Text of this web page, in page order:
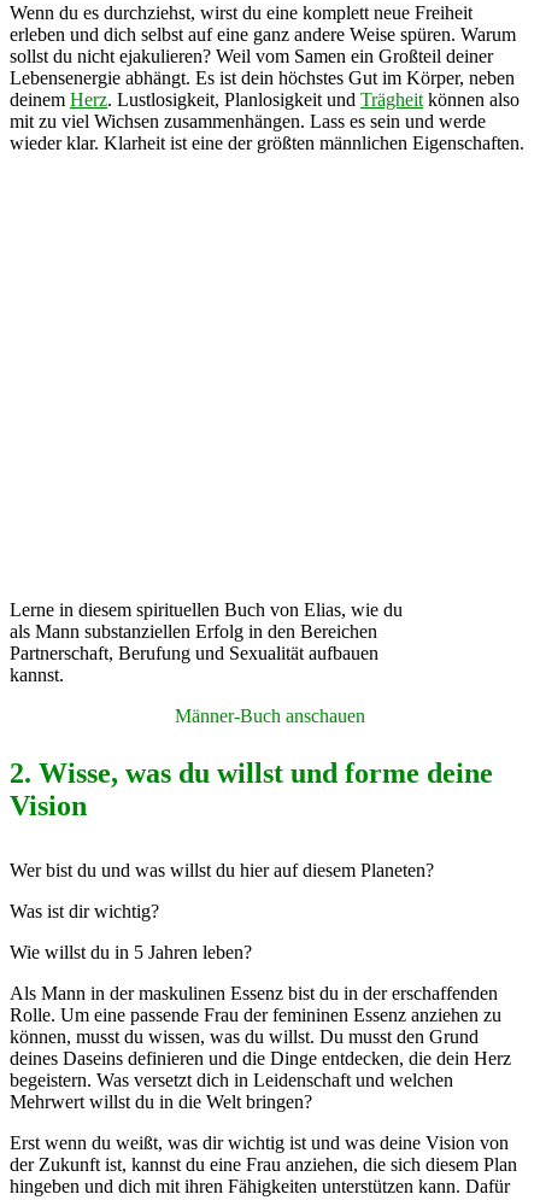
Wenn du es durchziehst, wirst du eine komplett neue Freiheit
erleben und dich selbst auf eine ganz andere Weise spüren. Warum
sollst du nicht ejakulieren? Weil vom Samen ein Großteil deiner
Lebensenergie abhängt. Es ist dein höchstes Gut im Körper, neben
deinem Herz. Lustlosigkeit, Planlosigkeit und Trägheit können also
mit zu viel Wichsen zusammenhängen. Lass es sein und werde
wieder klar. Klarheit ist eine der größten männlichen Eigenschaften.
Lerne in diesem spirituellen Buch von Elias, wie du
als Mann substanziellen Erfolg in den Bereichen
Partnerschaft, Berufung und Sexualität aufbauen
kannst.
Männer-Buch anschauen
2. Wisse, was du willst und forme deine
Vision
Wer bist du und was willst du hier auf diesem Planeten?
Was ist dir wichtig?
Wie willst du in 5 Jahren leben?
Als Mann in der maskulinen Essenz bist du in der erschaffenden
Rolle. Um eine passende Frau der femininen Essenz anziehen zu
können, musst du wissen, was du willst. Du musst den Grund
deines Daseins definieren und die Dinge entdecken, die dein Herz
begeistern. Was versetzt dich in Leidenschaft und welchen
Mehrwert willst du in die Welt bringen?
Erst wenn du weißt, was dir wichtig ist und was deine Vision von
der Zukunft ist, kannst du eine Frau anziehen, die sich diesem Plan
hingeben und dich mit ihren Fähigkeiten unterstützen kann. Dafür